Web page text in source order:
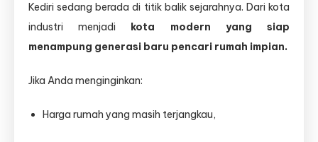
Kediri sedang berada di titik balik sejarahnya. Dari kota
industri menjadi kota modern yang siap
menampung generasi baru pencari rumah impian.
Jika Anda menginginkan:
Harga rumah yang masih terjangkau,